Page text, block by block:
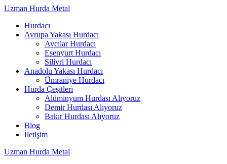
Skip
content
Uzman Hurda Metal
Hurdacı
Avrupa Yakası Hurdacı
Avcılar Hurdacı
Esenyurt Hurdacı
Silivri Hurdacı
Anadolu Yakası Hurdacı
Ümraniye Hurdacı
Hurda Çeşitleri
Alüminyum Hurdası Alıyoruz
Demir Hurdası Alıyoruz
Bakır Hurdası Alıyoruz
Blog
İletişim
Uzman Hurda Metal